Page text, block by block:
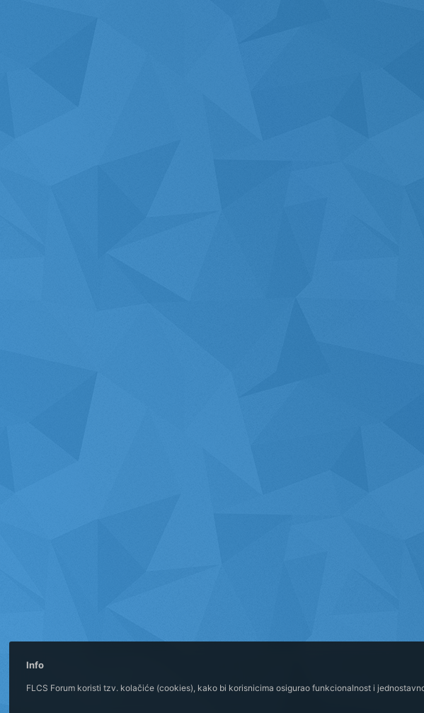
Info
FLCS Forum koristi tzv. kolačiće (cookies), kako bi korisnicima osigurao funkcionalnost i